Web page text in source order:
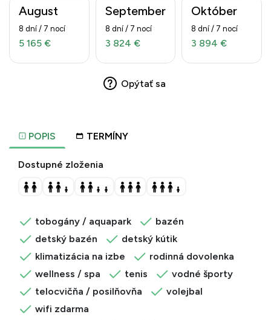
POPIS TERMÍNY
Dostupné zloženia
tobogány / aquapark
bazén
detský bazén
detský kútik
klimatizácia na izbe
rodinná dovolenka
wellness / spa
tenis
vodné športy
telocvičňa / posilňovňa
volejbal
wifi zdarma
August
8 dní / 7 nocí
5 165 €
September
8 dní / 7 nocí
3 824 €
Október
8 dní / 7 nocí
3 894 €
Opýtať sa